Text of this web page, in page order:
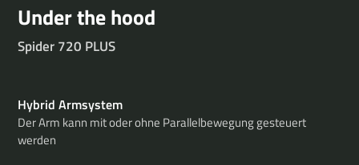
Under the hood
Spider 720 PLUS
Hybrid Armsystem
Der Arm kann mit oder ohne Parallelbewegung gesteuert
werden